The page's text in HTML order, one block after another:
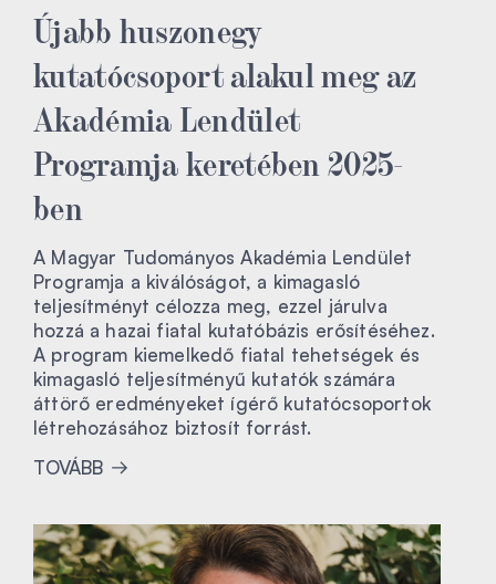
Újabb huszonegy
kutatócsoport alakul meg az
Akadémia Lendület
Programja keretében 2025-
ben
A Magyar Tudományos Akadémia Lendület
Programja a kiválóságot, a kimagasló
teljesítményt célozza meg, ezzel járulva
hozzá a hazai fiatal kutatóbázis erősítéséhez.
A program kiemelkedő fiatal tehetségek és
kimagasló teljesítményű kutatók számára
áttörő eredményeket ígérő kutatócsoportok
létrehozásához biztosít forrást.
TOVÁBB